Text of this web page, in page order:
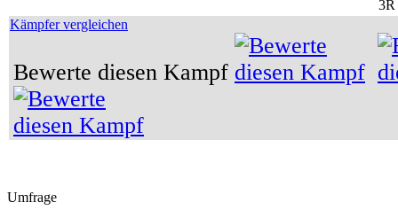
3R
Kämpfer vergleichen
Bewerte diesen Kampf
Umfrage